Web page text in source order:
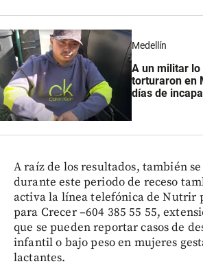
Medellín
A un militar
torturaron en
días de
A raíz de los resultados, también
durante este periodo de receso
activa la línea telefónica de Nutrir
para Crecer –604 385 55 55,
que se pueden reportar casos de
infantil o bajo peso en mujeres
lactantes.